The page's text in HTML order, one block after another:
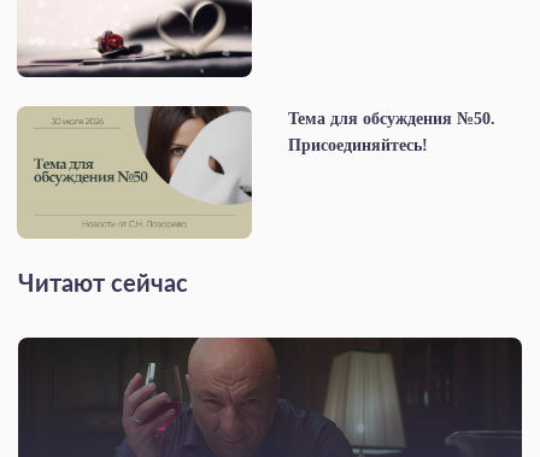
Тема для обсуждения №50.
Присоединяйтесь!
Читают сейчас